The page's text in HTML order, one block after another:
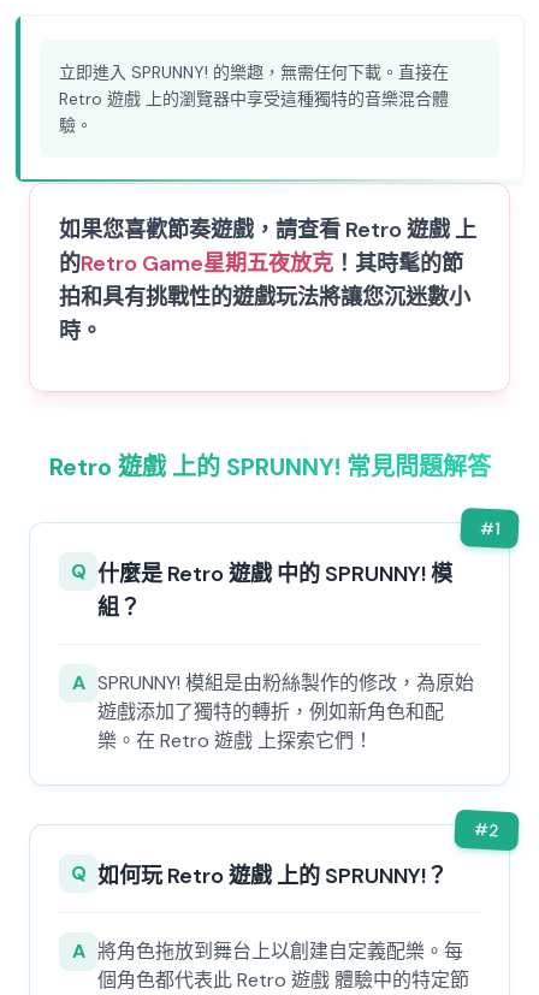
立即進入 SPRUNNY! 的樂趣，無需任何下載。直接在
Retro 遊戲 上的瀏覽器中享受這種獨特的音樂混合體
驗。
如果您喜歡節奏遊戲，請查看 Retro 遊戲 上
的Retro Game星期五夜放克 ！其時髦的節
拍和具有挑戰性的遊戲玩法將讓您沉迷數小
時。
Retro 遊戲 上的 SPRUNNY! 常見問題解答
#1
Q 什麼是 Retro 遊戲 中的 SPRUNNY! 模
組？
A SPRUNNY! 模組是由粉絲製作的修改，為原始
遊戲添加了獨特的轉折，例如新角色和配
樂。在 Retro 遊戲 上探索它們！
#2
Q 如何玩 Retro 遊戲 上的 SPRUNNY!？
A 將角色拖放到舞台上以創建自定義配樂。每
個角色都代表此 Retro 遊戲 體驗中的特定節